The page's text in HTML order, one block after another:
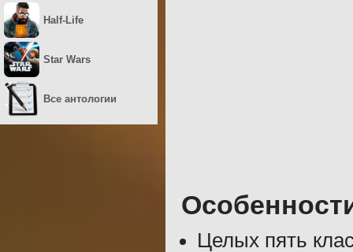
Целых пять
Half-Life
Star Wars
Все антологии